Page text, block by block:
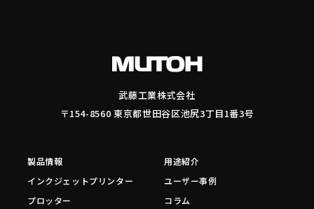
武藤工業株式会社
〒154-8560 東京都世田谷区池尻3丁目1番3号
製品情報
インクジェットプリンター
プロッター
用途紹介
ユーザー事例
コラム